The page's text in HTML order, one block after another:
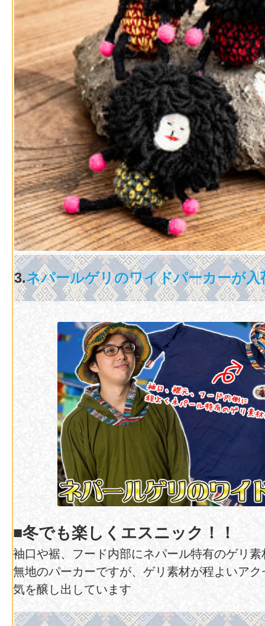
3.ネパールゲリのワイドパーカーが
■冬でも楽しくエスニック！！
袖口や裾、フード内部にネパール特有のゲリ
無地のパーカーですが、ゲリ素材が程よいア
気を醸し出しています